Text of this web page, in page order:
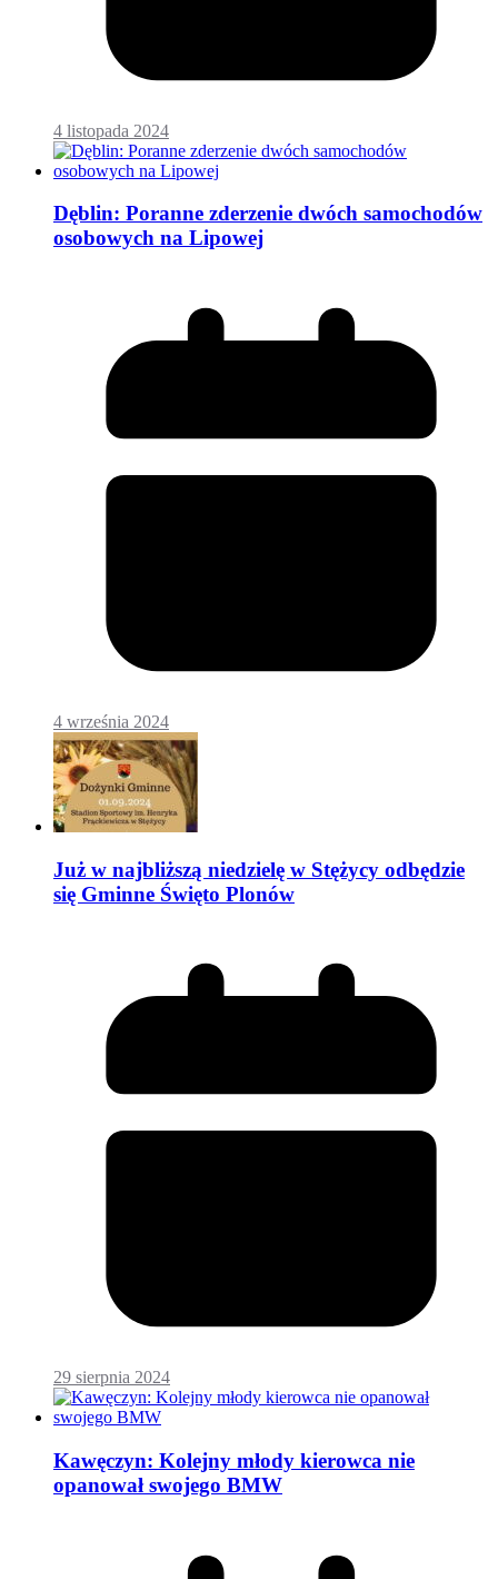
4 listopada 2024
Dęblin: Poranne zderzenie dwóch samochodów
osobowych na Lipowej
4 września 2024
Już w najbliższą niedzielę w Stężycy odbędzie
się Gminne Święto Plonów
29 sierpnia 2024
Kawęczyn: Kolejny młody kierowca nie
opanował swojego BMW